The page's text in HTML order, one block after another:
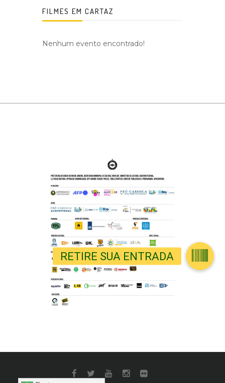
FILMES EM CARTAZ
Nenhum evento encontrado!